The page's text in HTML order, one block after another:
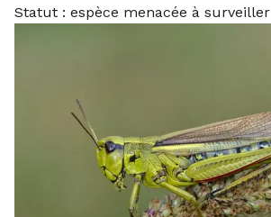
Statut : espèce menacée à surveiller